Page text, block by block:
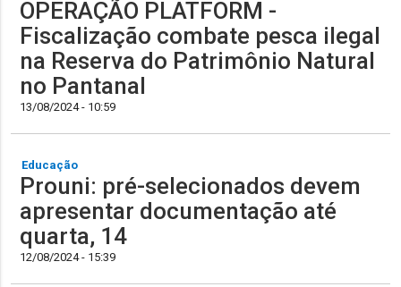
OPERAÇÃO PLATFORM -
Fiscalização combate pesca ilegal
na Reserva do Patrimônio Natural
no Pantanal
13/08/2024 - 10:59
Educação
Prouni: pré-selecionados devem
apresentar documentação até
quarta, 14
12/08/2024 - 15:39